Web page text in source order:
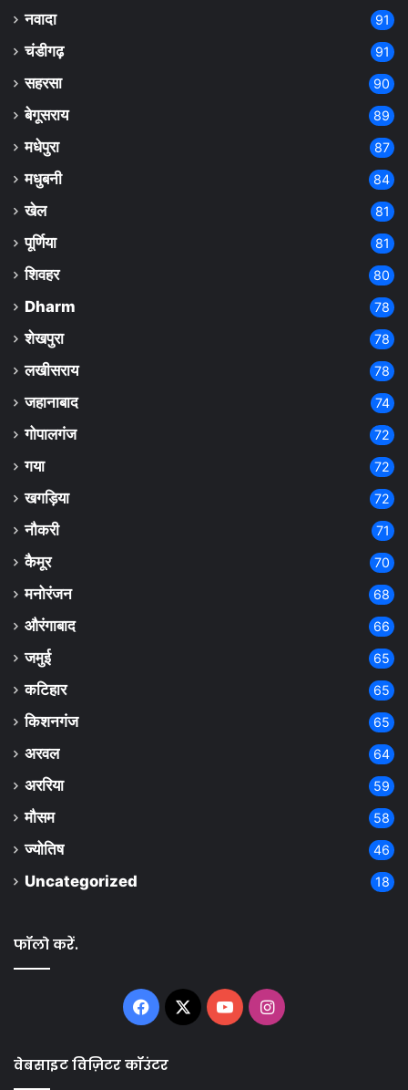
नवादा 91
चंडीगढ़ 91
सहरसा 90
बेगूसराय 89
मधेपुरा 87
मधुबनी 84
खेल 81
पूर्णिया 81
शिवहर 80
Dharm 78
शेखपुरा 78
लखीसराय 78
जहानाबाद 74
गोपालगंज 72
गया 72
खगड़िया 72
नौकरी 71
कैमूर 70
मनोरंजन 68
औरंगाबाद 66
जमुई 65
कटिहार 65
किशनगंज 65
अरवल 64
अररिया 59
मौसम 58
ज्योतिष 46
Uncategorized 18
फॉलो करें.
Facebook
X YouTubeInstagram
वेबसाइट विज़िटर कॉउंटर